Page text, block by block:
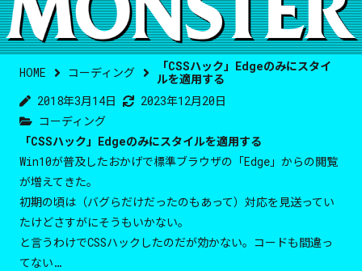
HOME コーディング
「CSSハック」Edgeのみにスタイ
ルを適用する
2018年3月14日
2023年12月20日
コーディング
「CSSハック」Edgeのみにスタイルを適用する
Win10が普及したおかげで標準ブラウザの「Edge」からの閲覧
が増えてきた。
初期の頃は（バグらだけだったのもあって）対応を見送ってい
たけどさすがにそうもいかない。
と言うわけでCSSハックしたのだが効かない。コードも間違っ
てない…